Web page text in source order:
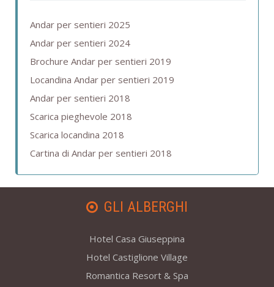
Andar per sentieri 2025
Andar per sentieri 2024
Brochure Andar per sentieri 2019
Locandina Andar per sentieri 2019
Andar per sentieri 2018
Scarica pieghevole 2018
Scarica locandina 2018
Cartina di Andar per sentieri 2018
GLI ALBERGHI
Hotel Casa Giuseppina
Hotel Castiglione Village
Romantica Resort & Spa